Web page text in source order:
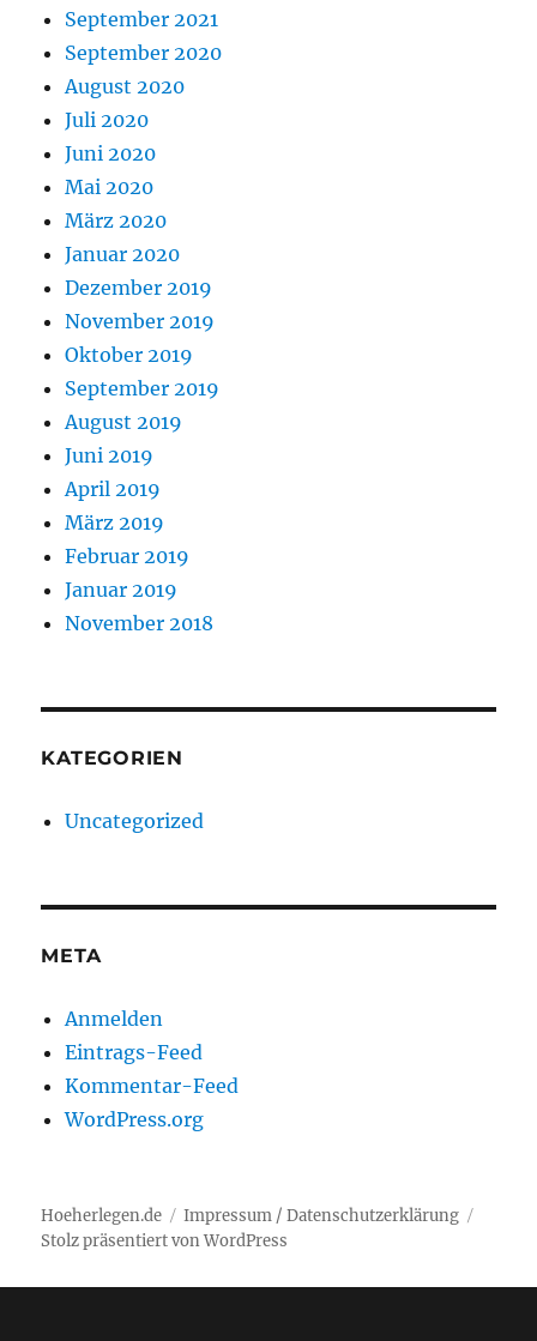
September 2021
September 2020
August 2020
Juli 2020
Juni 2020
Mai 2020
März 2020
Januar 2020
Dezember 2019
November 2019
Oktober 2019
September 2019
August 2019
Juni 2019
April 2019
März 2019
Februar 2019
Januar 2019
November 2018
KATEGORIEN
Uncategorized
META
Anmelden
Eintrags-Feed
Kommentar-Feed
WordPress.org
Hoeherlegen.de
Impressum / Datenschutzerklärung
Stolz präsentiert von WordPress